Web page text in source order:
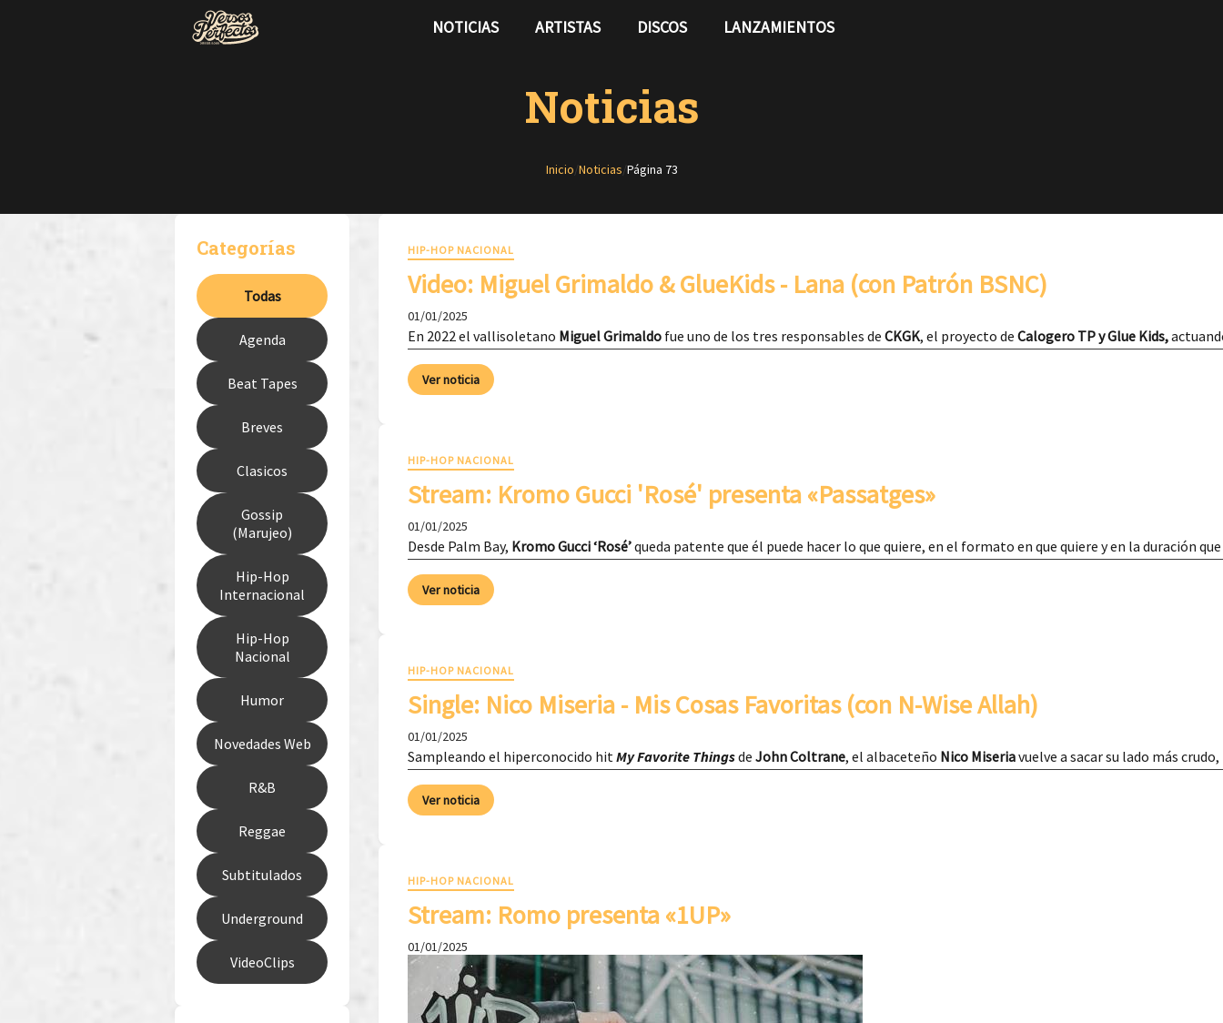
NOTICIAS ARTISTAS DISCOS LANZAMIENTOS
Noticias
Inicio/Noticias/Página 73
Categorías
Todas
Agenda
Beat Tapes
Breves
Clasicos
Gossip
(Marujeo)
Hip-Hop
Internacional
Hip-Hop
Nacional
Humor
Novedades Web
R&B
Reggae
Subtitulados
Underground
VideoClips
HIP-HOP NACIONAL
Video: Miguel Grimaldo & GlueKids - Lana (con Patrón BSNC)
01/01/2025
En 2022 el vallisoletano Miguel Grimaldo fue uno de los tres responsables de CKGK, el proyecto de Calogero TP y Glue Kids,
Ver noticia
HIP-HOP NACIONAL
Stream: Kromo Gucci 'Rosé' presenta «Passatges»
01/01/2025
Desde Palm Bay, Kromo Gucci ‘Rosé’queda patente que él puede hacer lo que quiere, en el formato en que quiere y en la duración
Ver noticia
HIP-HOP NACIONAL
Single: Nico Miseria - Mis Cosas Favoritas (con N-Wise Allah)
01/01/2025
Sampleando el hiperconocido hitMy Favorite Thingsde John Coltrane, el albaceteño Nico Miseriavuelve a sacar su lado más
Ver noticia
HIP-HOP NACIONAL
Stream: Romo presenta «1UP»
01/01/2025